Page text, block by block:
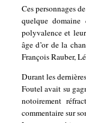
Ces personnages
quelque
polyvalence et
âge d’or de la
François Rauber,
Durant les
Foutel avait su
notoirement
commentaire sur